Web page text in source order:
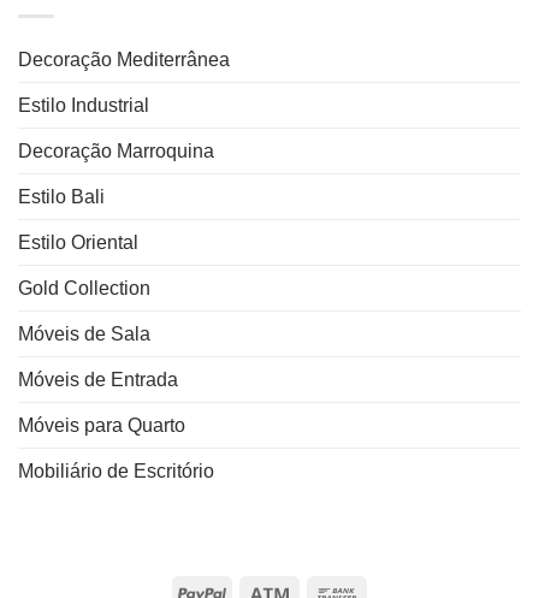
Decoração Mediterrânea
Estilo Industrial
Decoração Marroquina
Estilo Bali
Estilo Oriental
Gold Collection
Móveis de Sala
Móveis de Entrada
Móveis para Quarto
Mobiliário de Escritório
PayPal Atm